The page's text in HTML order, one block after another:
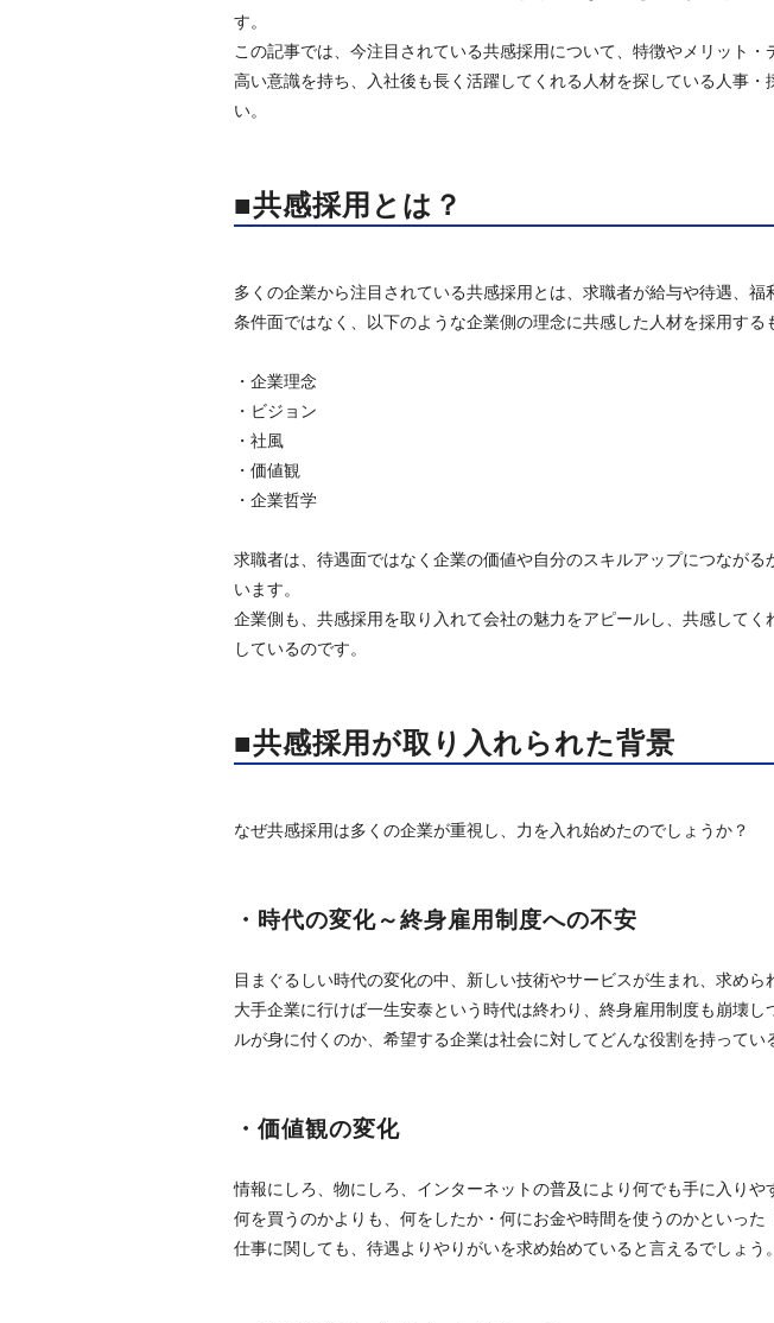
す。
この記事では、今注目されている共感採用について、特徴やメリット・
高い意識を持ち、入社後も長く活躍してくれる人材を探している人事・
い。
■共感採用とは？
多くの企業から注目されている共感採用とは、求職者が給与や待遇、
条件面ではなく、以下のような企業側の理念に共感した人材を採用する
・企業理念
・ビジョン
・社風
・価値観
・企業哲学
求職者は、待遇面ではなく企業の価値や自分のスキルアップにつなが
います。
企業側も、共感採用を取り入れて会社の魅力をアピールし、共感して
しているのです。
■共感採用が取り入れられた背景
なぜ共感採用は多くの企業が重視し、力を入れ始めたのでしょうか？
・時代の変化～終身雇用制度への不安
目まぐるしい時代の変化の中、新しい技術やサービスが生まれ、求めら
大手企業に行けば一生安泰という時代は終わり、終身雇用制度も崩壊
ルが身に付くのか、希望する企業は社会に対してどんな役割を持ってい
・価値観の変化
情報にしろ、物にしろ、インターネットの普及により何でも手に入りや
何を買うのかよりも、何をしたか・何にお金や時間を使うのかといった
仕事に関しても、待遇よりやりがいを求め始めていると言えるでしょう。